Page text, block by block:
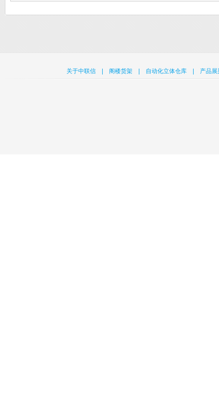
关于中联信 阁楼货架 自动化立体仓库 产品展